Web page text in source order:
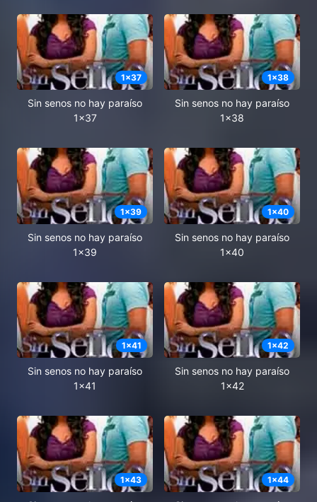
1x37
Sin senos no hay paraíso
1x37
1x38
Sin senos no hay paraíso
1x38
1x39
Sin senos no hay paraíso
1x39
1x40
Sin senos no hay paraíso
1x40
1x41
Sin senos no hay paraíso
1x41
1x42
Sin senos no hay paraíso
1x42
1x43 1x44